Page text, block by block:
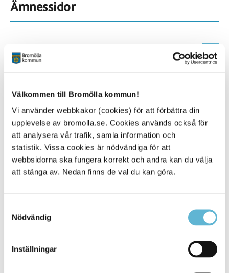
Välkommen till Bromölla kommun!
Vi använder webbkakor (cookies) för att förbättra din
upplevelse av bromolla.se. Cookies används också för
att analysera vår trafik, samla information och
statistik. Vissa cookies är nödvändiga för att
webbsidorna ska fungera korrekt och andra kan du välja
att stänga av. Nedan finns de val du kan göra.
Nödvändig
Inställningar
Ämnessidor
1147
Alla platser
KONTAKT